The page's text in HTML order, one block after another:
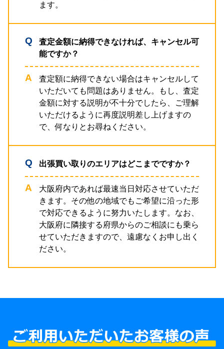
ます。
査定金額に納得できなければ、キャンセル可
能ですか？
査定額に納得できない場合はキャンセルして
いただいても問題はありません。もし、査定
金額に対する説明が不十分でしたら、ご理解
いただけるように再度説明差し上げますの
で、何なりとお尋ねください。
出張買い取りのエリアはどこまでですか？
大阪府内であれば最速当日対応させていただ
きます。その他の地域でもご希望に沿った形
で対応できるように努力いたします。なお、
大阪府に隣接する府県からのご相談にも乗ら
せていただきますので、遠慮なくお申し出く
ださい。